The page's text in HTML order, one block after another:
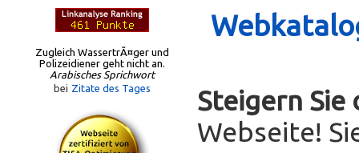
Zugleich WassertrÃ¤ger und
Polizeidiener geht nicht an.
Arabisches Sprichwort
bei Zitate des Tages
Steigern Sie
Webseite!